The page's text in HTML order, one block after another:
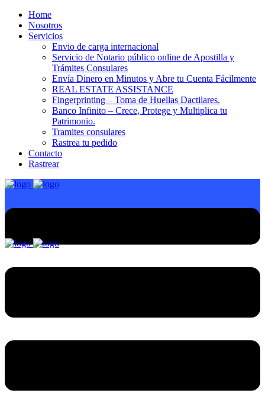
Home
Nosotros
Servicios
Envio de carga internacional
Servicio de Notario público online de Apostilla y
Trámites Consulares
Envía Dinero en Minutos y Abre tu Cuenta Fácilmente
REAL ESTATE ASSISTANCE
Fingerprinting – Toma de Huellas Dactilares.
Banco Infinito – Crece, Protege y Multiplica tu
Patrimonio.
Tramites consulares
Rastrea tu pedido
Contacto
Rastrear